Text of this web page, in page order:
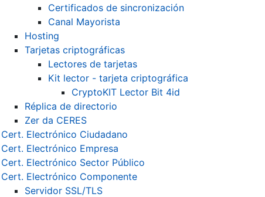
Certificados de sincronización
Canal Mayorista
Hosting
Tarjetas criptográficas
Lectores de tarjetas
Kit lector - tarjeta criptográfica
CryptoKIT Lector Bit 4id
Réplica de directorio
Zer da CERES
Cert. Electrónico Ciudadano
Cert. Electrónico Empresa
Cert. Electrónico Sector Público
Cert. Electrónico Componente
Servidor SSL/TLS